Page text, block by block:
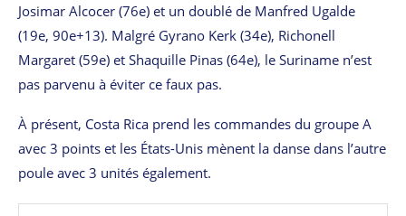
Josimar Alcocer (76e) et un doublé de Manfred Ugalde
(19e, 90e+13). Malgré Gyrano Kerk (34e), Richonell
Margaret (59e) et Shaquille Pinas (64e), le Suriname n’est
pas parvenu à éviter ce faux pas.
À présent, Costa Rica prend les commandes du groupe A
avec 3 points et les États-Unis mènent la danse dans l’autre
poule avec 3 unités également.